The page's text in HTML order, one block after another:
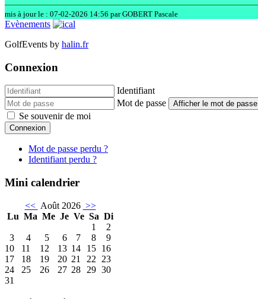
mis à jour le : 07-02-2026 14:56 par GOBERT Pascale
Evènements
GolfEvents by halin.fr
Connexion
Identifiant
Mot de passe
Afficher le mot de passe
Se souvenir de moi
Connexion
Mot de passe perdu ?
Identifiant perdu ?
Mini calendrier
<< Août 2026 >>
Lu Ma Me Je Ve Sa Di
1
2
3
4 5 6 7 8
9
10
11 12 13 14 15 16
17
18 19 20 21 22
23
24
25 26 27 28 29 30
31